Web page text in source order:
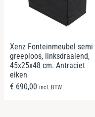
Xenz Fonteinmeubel semi
greeploos, linksdraaiend,
45x25x48 cm. Antraciet
eiken
€ 690,00 incl. BTW